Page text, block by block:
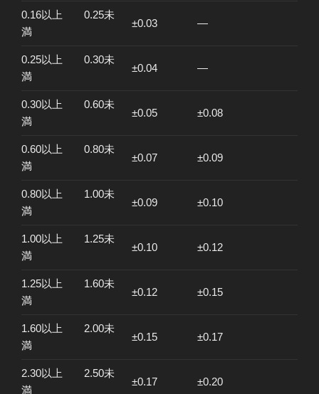
0.16以上 0.25未
満
±0.03 ―
0.25以上 0.30未
満
±0.04 ―
0.30以上 0.60未
満
±0.05 ±0.08
0.60以上 0.80未
満
±0.07 ±0.09
0.80以上 1.00未
満
±0.09 ±0.10
1.00以上 1.25未
満
±0.10 ±0.12
1.25以上 1.60未
満
±0.12 ±0.15
1.60以上 2.00未
満
±0.15 ±0.17
2.30以上 2.50未
満
±0.17 ±0.20